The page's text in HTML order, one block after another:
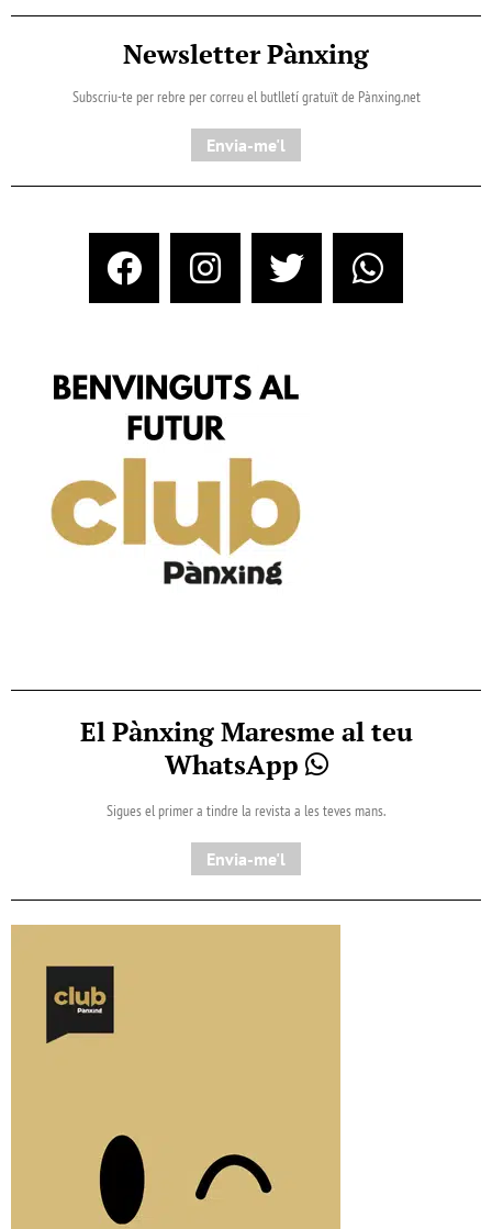
Newsletter Pànxing
Subscriu-te per rebre per correu el butlletí gratuït de Pànxing.net​
Envia-me'l
El Pànxing Maresme al teu
WhatsApp
Sigues el primer a tindre la revista a les teves mans.
Envia-me'l